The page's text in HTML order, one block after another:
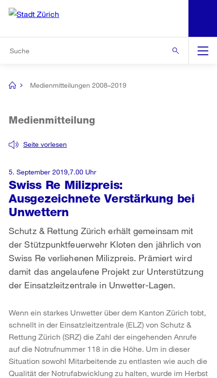
Navigation
[no
Medienmitteilungen 2008–2019
Swiss Re Milizpreis:
Ausgezeichnete Verstärkung bei
Unwettern
Seite vorlesen
Medienmitteilung
Schutz & Rettung Zürich erhält gemeinsam mit
der Stützpunktfeuerwehr Kloten den jährlich von
Swiss Re verliehenen Milizpreis. Prämiert wird
damit das angelaufene Projekt zur Unterstützung
der Einsatzleitzentrale in Unwetter-Lagen.
5. September 2019,7.00 Uhr
Wenn ein starkes Unwetter über dem Kanton Zürich tobt,
schnellt in der Einsatzleitzentrale (ELZ) von Schutz &
Rettung Zürich (SRZ) die Zahl der eingehenden Anrufe
auf die Notrufnummer 118 in die Höhe. Um in dieser
Situation sowohl Mitarbeitende zu entlasten wie auch die
Qualität der Notrufabwicklung zu halten, wurde im Herbst